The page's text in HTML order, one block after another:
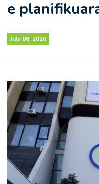
e
July 08, 2026